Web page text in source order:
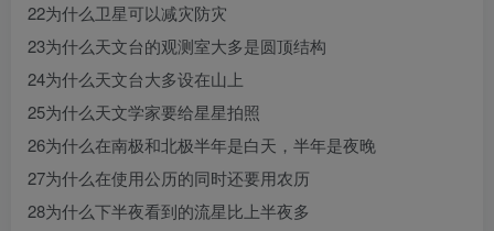
22为什么卫星可以减灾防灾
23为什么天文台的观测室大多是圆顶结构
24为什么天文台大多设在山上
25为什么天文学家要给星星拍照
26为什么在南极和北极半年是白天，半年是夜晚
27为什么在使用公历的同时还要用农历
28为什么下半夜看到的流星比上半夜多